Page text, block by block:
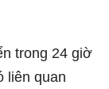
trong 24 giờ
liên quan